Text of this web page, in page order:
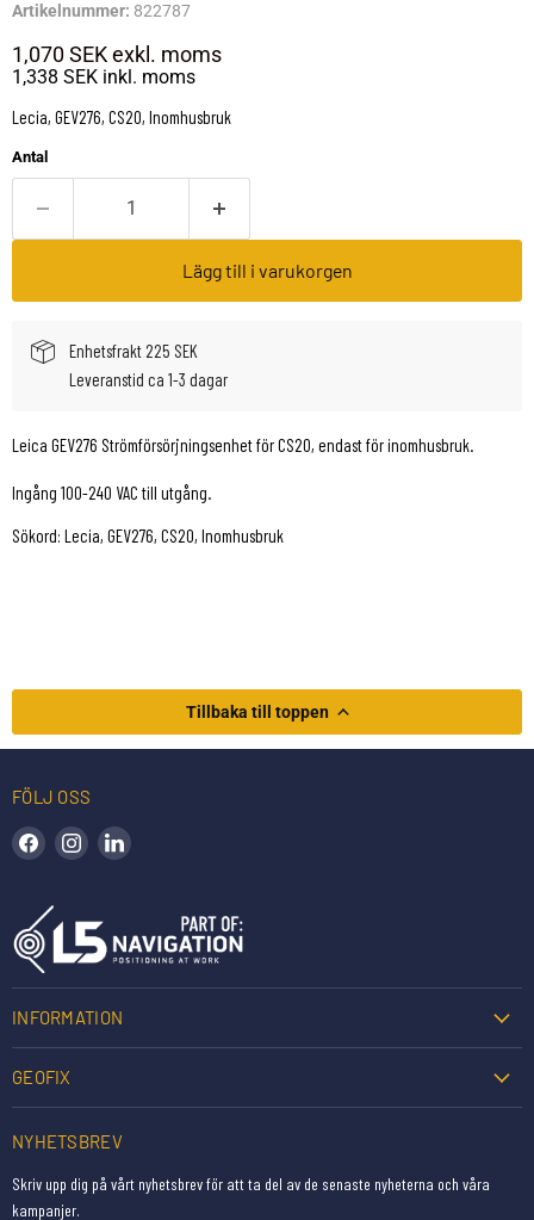
Artikelnummer: 822787
1,070 SEKexkl. moms
1,338 SEK inkl. moms
Lecia, GEV276, CS20, Inomhusbruk
Antal
Lägg till i varukorgen
Enhetsfrakt 225 SEK
Leveranstid ca 1-3 dagar
Leica GEV276 Strömförsörjningsenhet för CS20, endast för inomhusbruk.
Ingång 100-240 VAC till utgång.
Sökord: Lecia, GEV276, CS20, Inomhusbruk
Tillbaka till toppen
FÖLJ OSS
Hitta oss på Facebook
Hitta oss på Instagram
INFORMATION
GEOFIX
NYHETSBREV
Skriv upp dig på vårt nyhetsbrev för att ta del av de senaste nyheterna och våra
kampanjer.